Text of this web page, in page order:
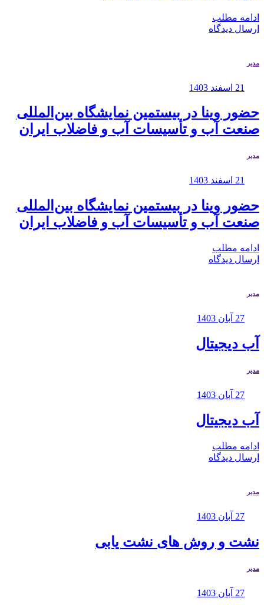
ادامه مطلب
ارسال دیدگاه
مدیر
21 اسفند 1403
حضور وینا در بیستمین نمایشگاه بین‌المللی
صنعت آب و تأسیسات آب و فاضلاب ایران
مدیر
21 اسفند 1403
حضور وینا در بیستمین نمایشگاه بین‌المللی
صنعت آب و تأسیسات آب و فاضلاب ایران
ادامه مطلب
ارسال دیدگاه
مدیر
27 آبان 1403
آب دیجیتال
مدیر
27 آبان 1403
آب دیجیتال
ادامه مطلب
ارسال دیدگاه
مدیر
27 آبان 1403
نشت و روش های نشت یابی
مدیر
27 آبان 1403